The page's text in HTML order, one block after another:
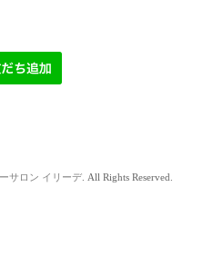
サロン イリーデ. All Rights Reserved.